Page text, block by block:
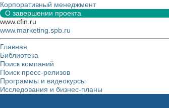
Корпоративный менеджмент
О завершении проекта
www.cfin.ru
www.marketing.spb.ru
Главная
Библиотека
Поиск компаний
Поиск пресс-релизов
Программы и видеокурсы
Исследования и бизнес-планы